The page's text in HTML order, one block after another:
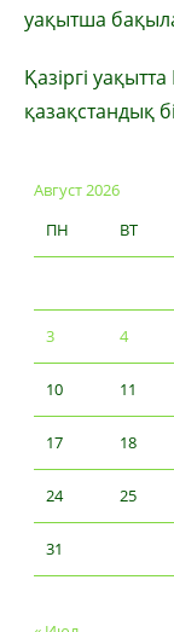
уақытша
Қазіргі
қазақстандық
Август 2026
ПН
ВТ
3 4
10 11
17 18
24 25
31